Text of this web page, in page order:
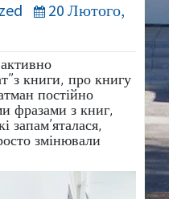
20 Лютого,
книги, про книгу
постійно
фразами з книг,
запам’яталася,
змінювали